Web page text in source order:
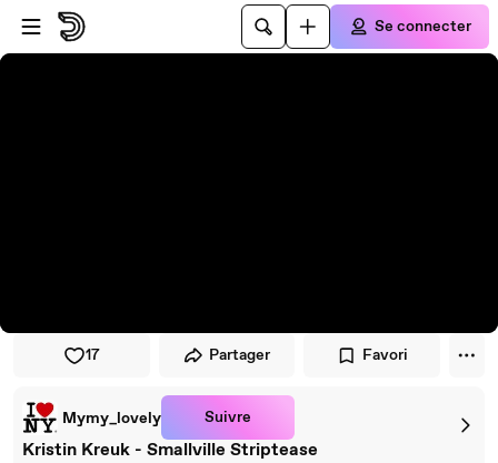
Passer au player
Passer au contenu principal
Se connecter
17 Partager Favori
Mymy_lovely Suivre
Kristin Kreuk - Smallville Striptease